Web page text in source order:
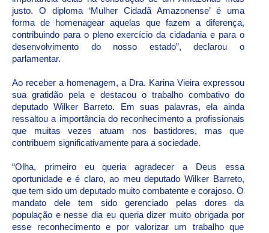
justo. O diploma ‘Mulher Cidadã Amazonense’ é uma
forma de homenagear aquelas que fazem a diferença,
contribuindo para o pleno exercício da cidadania e para o
desenvolvimento do nosso estado”, declarou o
parlamentar.
Ao receber a homenagem, a Dra. Karina Vieira expressou
sua gratidão pela e destacou o trabalho combativo do
deputado Wilker Barreto. Em suas palavras, ela ainda
ressaltou a importância do reconhecimento a profissionais
que muitas vezes atuam nos bastidores, mas que
contribuem significativamente para a sociedade.
“Olha, primeiro eu queria agradecer a Deus essa
oportunidade e é claro, ao meu deputado Wilker Barreto,
que tem sido um deputado muito combatente e corajoso. O
mandato dele tem sido gerenciado pelas dores da
população e nesse dia eu queria dizer muito obrigada por
esse reconhecimento e por valorizar um trabalho que